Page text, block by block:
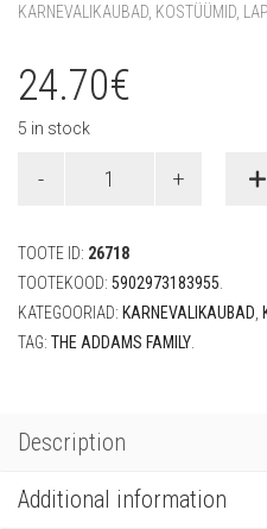
KARNEVALIKAUBAD KOSTÜÜMID
24.70€
5 in stock
"Wednesday
cm)
quantity
TOOTE ID: 26718
TOOTEKOOD: 5902973183955
KATEGOORIAD: KARNEVALIKAUBAD
TAG: THE ADDAMS FAMILY
Description
Additional information